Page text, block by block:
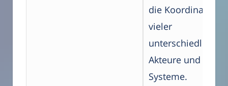
die Koordination
vieler
unterschiedlicher
Akteure und
Systeme.